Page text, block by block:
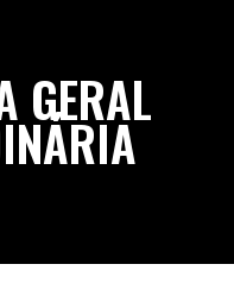
GERAL